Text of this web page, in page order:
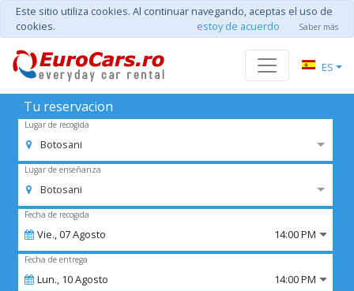
Este sitio utiliza cookies. Al continuar navegando, aceptas el uso de
cookies.
estoy de acuerdo Saber más
ES
Tu reservacion
Lugar de recogida
Botosani
Lugar de enseñanza
Botosani
Fecha de recogida
Vie.,07Agosto 14:00 PM
Fecha de entrega
Lun., 10Agosto 14:00 PM